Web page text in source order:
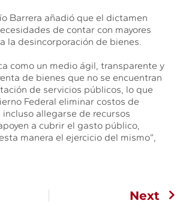
Barrera añadió que el dictamen
de contar con mayores
la desincorporación de bienes.
como un medio ágil, transparente y
de bienes que no se encuentran
de servicios públicos, lo que
Federal eliminar costos de
allegarse de recursos
a cubrir el gasto público,
manera el ejercicio del mismo”,
Next